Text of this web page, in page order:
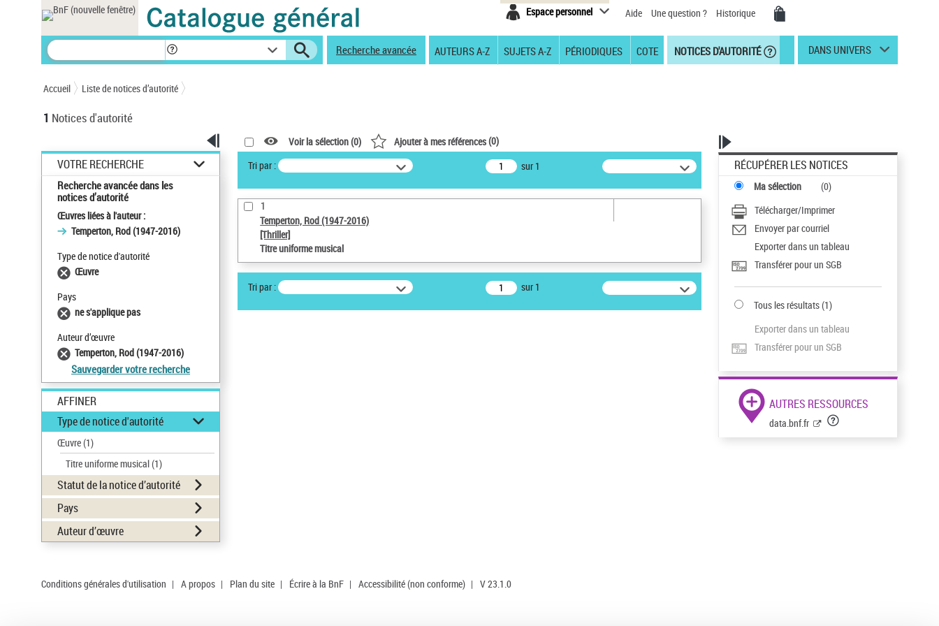
Espace personnel Aide Une question ? Historique
Recherche avancée AUTEURS A-Z SUJETS A-Z PÉRIODIQUES COTE NOTICES D'AUTORITÉ DANS UNIVERS
Accueil Liste de notices d’autorité
1 Notices d'autorité
VOTRE RECHERCHE
Recherche avancée dans les
notices d’autorité
Œuvres liées à l'auteur :
Temperton, Rod (1947-2016)
Type de notice d'autorité
Œuvre
Pays
ne s'applique pas
Auteur d’œuvre
Temperton, Rod (1947-2016)
Sauvegarder votre recherche
AFFINER
Type de notice d'autorité
Œuvre(1)
Titre uniforme musical(1)
Statut de la notice d’autorité
Pays
Auteur d’œuvre
Voir la sélection (0) Ajouter à mes références(0)
Tri par :
sur 1
1
Temperton, Rod (1947-2016)
[Thriller]
Titre uniforme musical
Tri par : sur 1
RÉCUPÉRER LES NOTICES
Ma sélection (0)
Télécharger/Imprimer
Envoyer par courriel
Exporter dans un tableau
Transférer pour un SGB
Tous les résultats(1)
Exporter dans un tableau
Transférer pour un SGB
AUTRES RESSOURCES
data.bnf.fr
Conditions générales d'utilisation | A propos | Plan du site | Écrire à la BnF | Accessibilité (non conforme) | V 23.1.0
Panneau de gestion des cookies